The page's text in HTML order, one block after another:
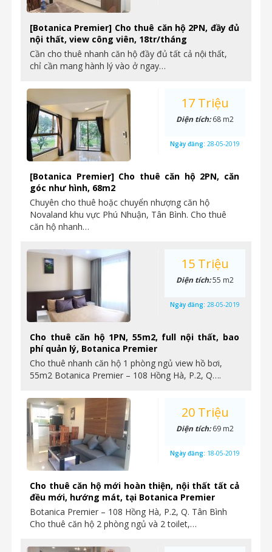
[Botanica Premier] Cho thuê căn hộ 2PN, đầy đủ
nội thất, view công viên, 18tr/tháng
Cần cho thuê nhanh căn hộ đầy đủ tất cả nội thất,
chỉ cần mang hành lý vào ở ngay…
[Botanica Premier] Cho thuê căn hộ 2PN, căn
góc như hình, 68m2
Chuyên cho thuê hoặc chuyển nhượng căn hộ
Novaland khu vực Phú Nhuận, Tân Bình. Cho thuê
căn hộ nhanh…
17 Triệu
Diện tích:68 m2
Ngày đăng: 28-05-2019
Cho thuê căn hộ 1PN, 55m2, full nội thất, bao
phí quản lý, Botanica Premier
Cho thuê nhanh căn hộ 1 phòng ngủ view hồ bơi,
55m2 Botanica Premier – 108 Hồng Hà, P.2, Q….
15 Triệu
Diện tích:55 m2
Ngày đăng: 28-05-2019
Cho thuê căn hộ mới hoàn thiện, nội thất tất cả
đều mới, hướng mát, tại Botanica Premier
Botanica Premier – 108 Hồng Hà, P.2, Q. Tân Bình
Cho thuê căn hộ 2 phòng ngủ và 2 toilet,…
20 Triệu
Diện tích:69 m2
Ngày đăng: 18-05-2019